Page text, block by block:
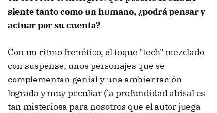
siente tanto como un humano, ¿podrá pensar y
actuar por su cuenta?
Con un ritmo frenético, el toque "tech" mezclado
con suspense, unos personajes que se
complementan genial y una ambientación
lograda y muy peculiar (la profundidad abisal es
tan misteriosa para nosotros que el autor juega